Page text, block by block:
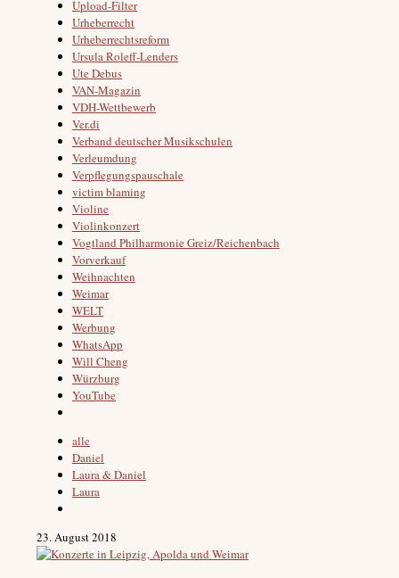
Upload-Filter
Urheberrecht
Urheberrechtsreform
Ursula Roleff-Lenders
Ute Debus
VAN-Magazin
VDH-Wettbewerb
Ver.di
Verband deutscher Musikschulen
Verleumdung
Verpflegungspauschale
victim blaming
Violine
Violinkonzert
Vogtland Philharmonie Greiz/Reichenbach
Vorverkauf
Weihnachten
Weimar
WELT
Werbung
WhatsApp
Will Cheng
Würzburg
YouTube
alle
Daniel
Laura & Daniel
Laura
23. August 2018